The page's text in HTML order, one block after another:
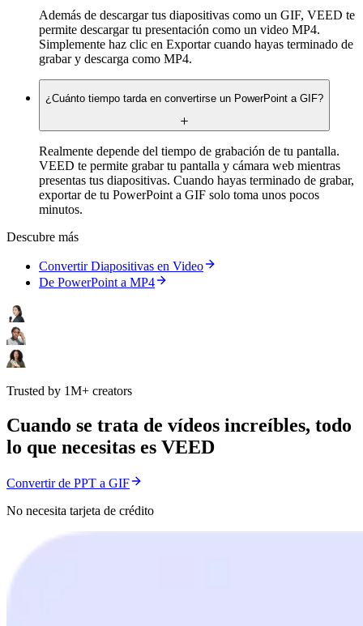
Además de descargar tus diapositivas como un GIF, VEED te
permite descargar tu presentación como un video MP4.
Simplemente haz clic en Exportar cuando hayas terminado de
grabar y descarga como MP4.
¿Cuánto tiempo tarda en convertirse un PowerPoint a GIF?
Realmente depende del tiempo de grabación de tu pantalla.
VEED te permite grabar tu pantalla y cámara web mientras
presentas tus diapositivas. Cuando hayas terminado de grabar,
exportar de tu PowerPoint a GIF solo toma unos pocos
minutos.
Descubre más
Convertir Diapositivas en Video
De PowerPoint a MP4
Trusted by 1M+ creators
Cuando se trata de vídeos increíbles, todo
lo que necesitas es VEED
Convertir de PPT a GIF
No necesita tarjeta de crédito